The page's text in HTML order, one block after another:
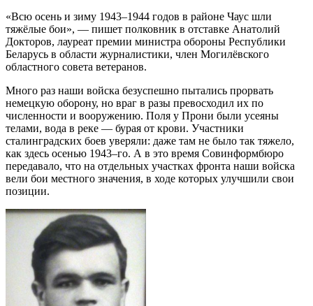
«Всю осень и зиму 1943–1944 годов в районе Чаус шли
тяжёлые бои», — пишет полковник в отставке Анатолий
Докторов, лауреат премии министра обороны Республики
Беларусь в области журналистики, член Могилёвского
областного совета ветеранов.
Много раз наши войска безуспешно пытались прорвать
немецкую оборону, но враг в разы превосходил их по
численности и вооружению. Поля у Прони были усеяны
телами, вода в реке — бурая от крови. Участники
сталинградских боев уверяли: даже там не было так тяжело,
как здесь осенью 1943–го. А в это время Совинформбюро
передавало, что на отдельных участках фронта наши войска
вели бои местного значения, в ходе которых улучшили свои
позиции.